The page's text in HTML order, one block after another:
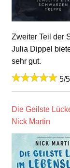
Zweiter Teil der
Julia Dippel
sehr gut.
5/5
Die Geilste
Nick Martin